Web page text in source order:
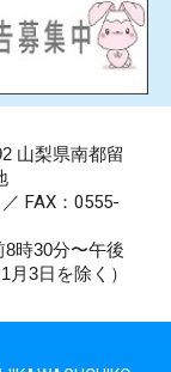
山梨県南都留
FAX：0555-
時30分〜午後
3日を除く）